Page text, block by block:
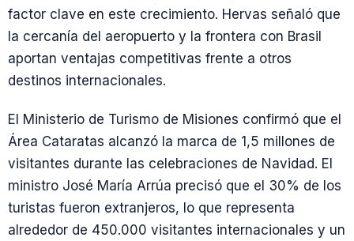
factor clave en este crecimiento. Hervas señaló que
la cercanía del aeropuerto y la frontera con Brasil
aportan ventajas competitivas frente a otros
destinos internacionales.
El Ministerio de Turismo de Misiones confirmó que el
Área Cataratas alcanzó la marca de 1,5 millones de
visitantes durante las celebraciones de Navidad. El
ministro José María Arrúa precisó que el 30% de los
turistas fueron extranjeros, lo que representa
alrededor de 450.000 visitantes internacionales y un